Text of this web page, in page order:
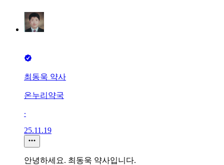
최동욱 약사
온누리약국
∙
25.11.19
안녕하세요. 최동욱 약사입니다.